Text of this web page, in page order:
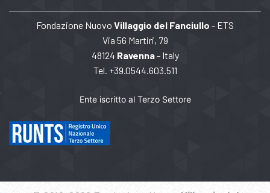
Fondazione Nuovo Villaggio del Fanciullo - ETS
Via 56 Martiri, 79
48124 Ravenna- Italy
Tel. +39.0544.603.511
Ente iscritto al Terzo Settore